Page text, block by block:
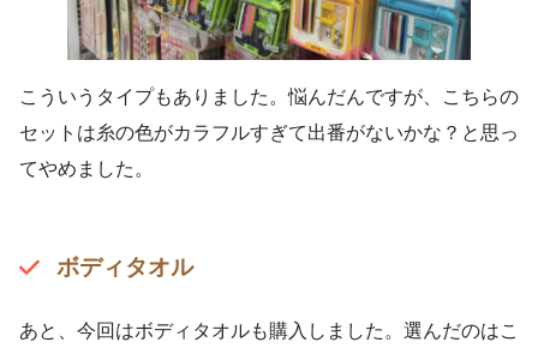
こういうタイプもありました。悩んだんですが、こちらの
セットは糸の色がカラフルすぎて出番がないかな？と思っ
てやめました。
ボディタオル
あと、今回はボディタオルも購入しました。選んだのはこ